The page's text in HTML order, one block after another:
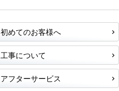
初めてのお客様へ
工事について
アフターサービス